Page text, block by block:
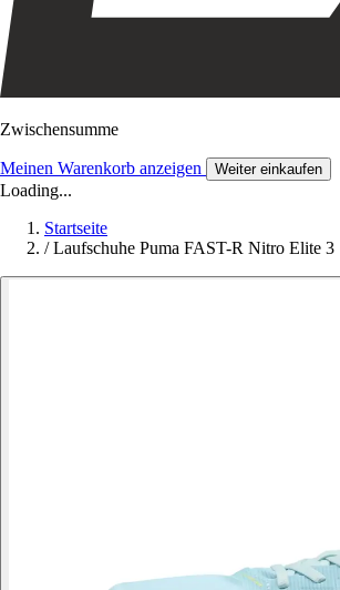
Zwischensumme
Meinen Warenkorb anzeigen Weiter einkaufen
Loading...
Startseite
/ Laufschuhe Puma FAST-R Nitro Elite 3